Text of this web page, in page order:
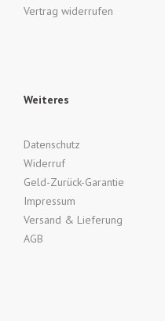
Vertrag widerrufen
Weiteres
Datenschutz
Widerruf
Geld-Zurück-Garantie
Impressum
Versand & Lieferung
AGB